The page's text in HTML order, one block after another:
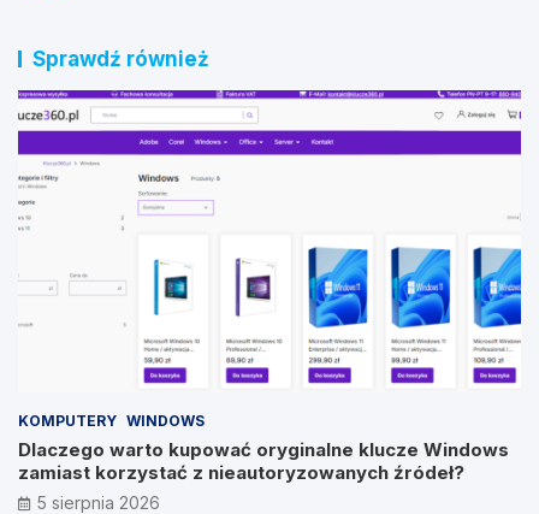
Sprawdź również
KOMPUTERY WINDOWS
Dlaczego warto kupować oryginalne klucze Windows
zamiast korzystać z nieautoryzowanych źródeł?
5 sierpnia 2026